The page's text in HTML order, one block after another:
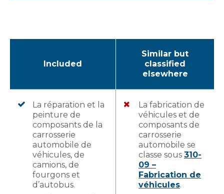
Included
Similar but
classified
elsewhere
La réparation et la
peinture de
composants de la
carrosserie
automobile de
véhicules, de
camions, de
fourgons et
d’autobus.
La fabrication de
véhicules et de
composants de
carrosserie
automobile se
classe sous 310-
09 –
Fabrication de
véhicules.